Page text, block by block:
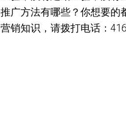
广方法有哪些？你想要的
销知识，请拨打电话：